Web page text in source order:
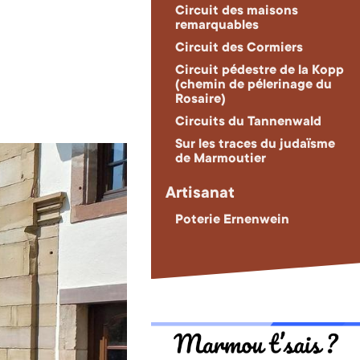
Circuit des maisons
remarquables
Circuit des Cormiers
Circuit pédestre de la Kopp
(chemin de pélerinage du
Rosaire)
Circuits du Tannenwald
Sur les traces du judaïsme
de Marmoutier
Artisanat
Poterie Ernenwein